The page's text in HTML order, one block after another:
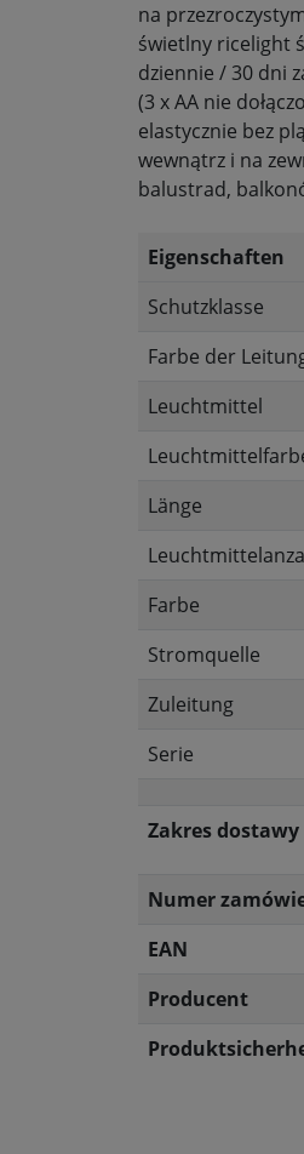
na
świetlny ricelight
dziennie / 30 dni
(3 x AA nie
elastycznie bez
wewnątrz i na
balustrad,
Eigenschaften
Schutzklasse
Farbe der
Leuchtmittel
Länge
Farbe
Stromquelle
Zuleitung
Serie
Zakres dostawy
Numer
EAN
Producent